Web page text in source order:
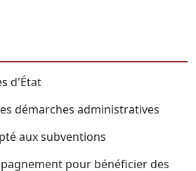
d'État
démarches administratives
aux subventions
pour bénéficier des